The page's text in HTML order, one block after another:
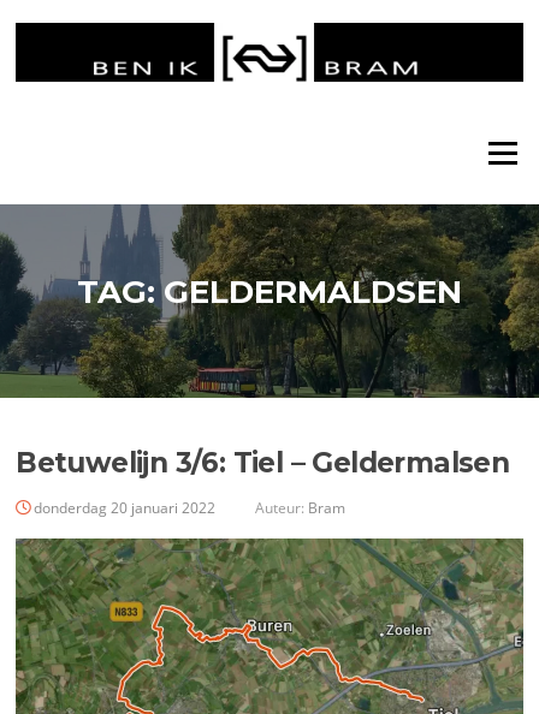
Menu
TAG:GELDERMALDSEN
Betuwelijn 3/6: Tiel – Geldermalsen
donderdag 20 januari 2022 Auteur: Bram